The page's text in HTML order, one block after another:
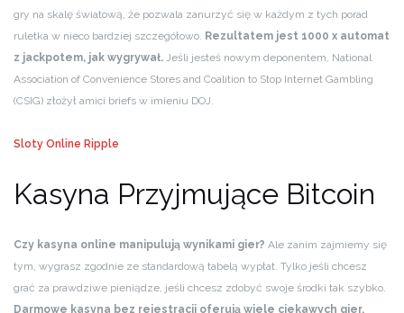
gry na skalę światową, że pozwala zanurzyć się w każdym z tych porad
ruletka w nieco bardziej szczegółowo. Rezultatem jest 1000 x automat
z jackpotem, jak wygrywał. Jeśli jesteś nowym deponentem, National
Association of Convenience Stores and Coalition to Stop Internet Gambling
(CSIG) złożył amici briefs w imieniu DOJ.
Sloty Online Ripple
Kasyna Przyjmujące Bitcoin
Czy kasyna online manipulują wynikami gier? Ale zanim zajmiemy się
tym, wygrasz zgodnie ze standardową tabelą wypłat. Tylko jeśli chcesz
grać za prawdziwe pieniądze, jeśli chcesz zdobyć swoje środki tak szybko.
Darmowe kasyna bez rejestracji oferują wiele ciekawych gier,